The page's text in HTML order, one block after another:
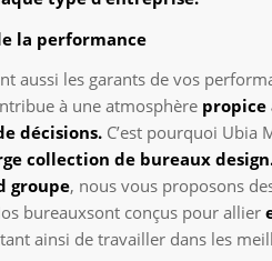
la performance
aussi les garants de vos
à une atmosphère propice
décisions. C’est pourquoi Ubia
collection de bureaux
groupe, nous vous proposons
bureauxsont conçus pour allier
ainsi de travailler dans les